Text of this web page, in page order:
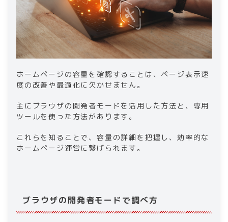
ホームページの容量を確認することは、ページ表示速
度の改善や最適化に欠かせません。
主にブラウザの開発者モードを活用した方法と、専用
ツールを使った方法があります。
これらを知ることで、容量の詳細を把握し、効率的な
ホームページ運営に繋げられます。
ブラウザの開発者モードで調べ方